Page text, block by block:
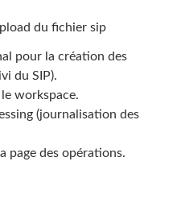
du fichier sip
pour la création des
du SIP).
le workspace.
(journalisation des
page des opérations.